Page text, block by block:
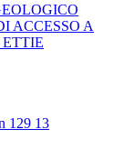
ACCESSO A
129 13